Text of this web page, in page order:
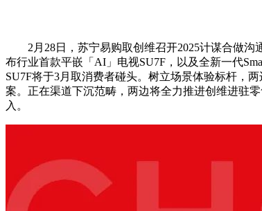
2月28日，苏宁易购取创维召开2025计谋合做沟
布行业首款平嵌「AI」电视SU7F，以及全新一代
SU7F将于3月取消费者碰头。树立场景体验标杆，
案。正在渠道下沉范畴，两边将全力推进创维进驻
入。